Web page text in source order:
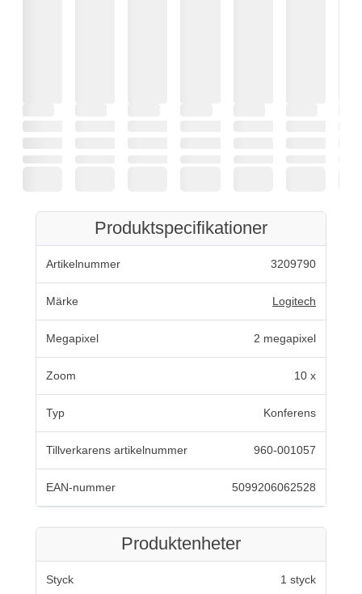
Produktspecifikationer
Artikelnummer 3209790
Märke Logitech
Megapixel 2 megapixel
Zoom 10 x
Typ Konferens
Tillverkarens artikelnummer 960-001057
EAN-nummer 5099206062528
Produktenheter
Styck 1 styck